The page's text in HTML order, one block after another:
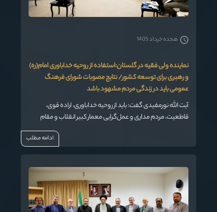
نماینده ولی فقیه در گلستان:استفاده از روحیه خداباوری امام(ره)
و رهبری برای توسعه کشور/ نتایج مصوبات شورای فرهنگ
عمومی باید در زندگی مردم مشهود باشد
آیت الله نورمفیدی گفت: باید از روحیه خداباوری، اراده قوی،
قاطعیت، مردم مداری و عمل‌گرایی معمار کبیر انقلاب و مقام
معظم رهبری برای توسعه همه‌جانبه در کشور به‌خصوص در
هجده خرداد 1405
ادامه مطلب